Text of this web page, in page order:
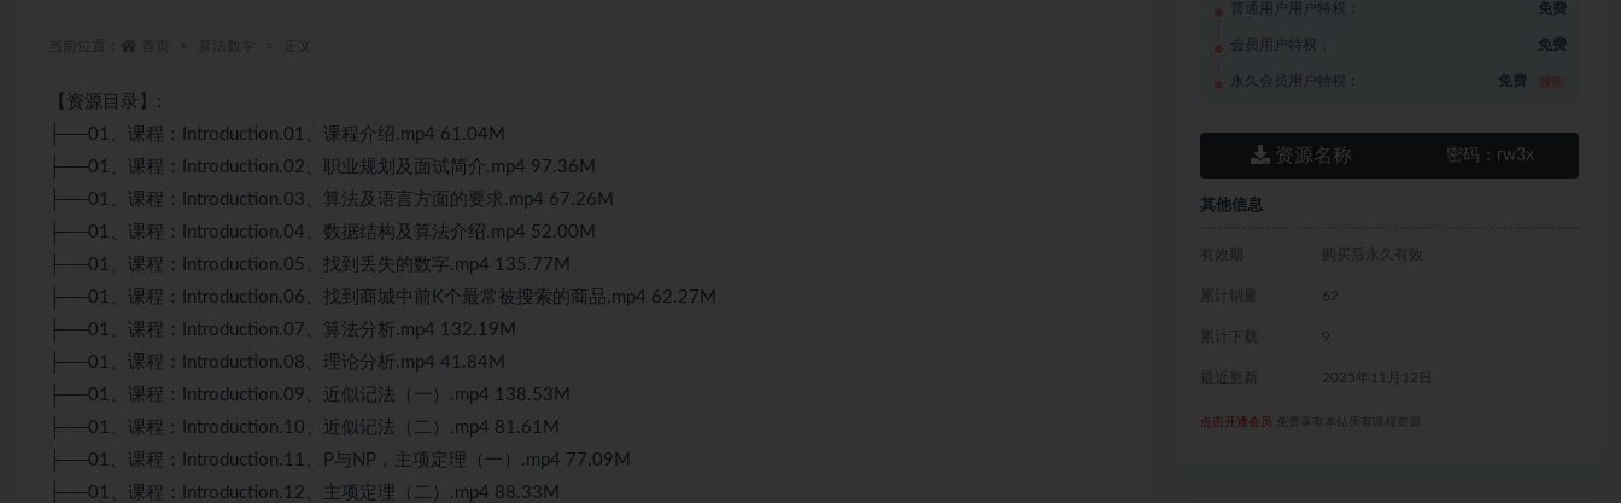
【资源目录】:
├──01、课程：Introduction.01、课程介绍.mp4 61.04M
├──01、课程：Introduction.02、职业规划及面试简介.mp4 97.36M
├──01、课程：Introduction.03、算法及语言方面的要求.mp4 67.26M
├──01、课程：Introduction.04、数据结构及算法介绍.mp4 52.00M
├──01、课程：Introduction.05、找到丢失的数字.mp4 135.77M
├──01、课程：Introduction.06、找到商城中前K个最常被搜索的商品.mp4 62.27M
├──01、课程：Introduction.07、算法分析.mp4 132.19M
├──01、课程：Introduction.08、理论分析.mp4 41.84M
├──01、课程：Introduction.09、近似记法（一）.mp4 138.53M
├──01、课程：Introduction.10、近似记法（二）.mp4 81.61M
├──01、课程：Introduction.11、P与NP，主项定理（一）.mp4 77.09M
├──01、课程：Introduction.12、主项定理（二）.mp4 88.33M
普通用户用户特权： 免费
会员用户特权： 免费
永久会员用户特权： 免费
资源名称 密码： rw3x
其他信息
有效期 购买后永久有效
累计销量 62
累计下载 9
最近更新 2025年11月12日
点击开通会员 免费享有本站所有课程资源